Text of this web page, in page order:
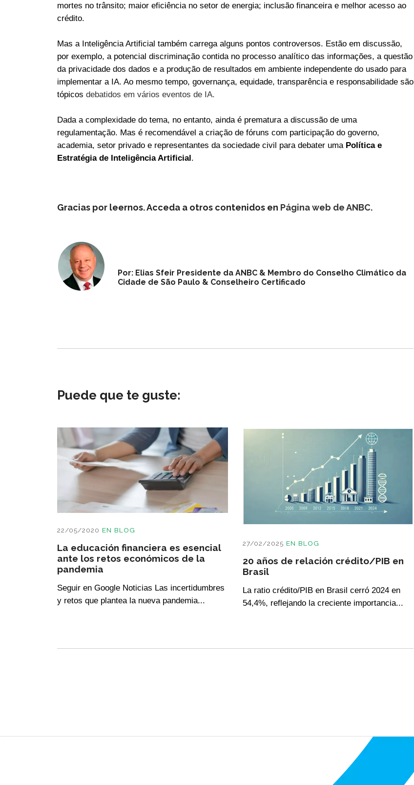
mortes no trânsito; maior eficiência no setor de energia; inclusão financeira e melhor acesso ao
crédito.
Mas a Inteligência Artificial também carrega alguns pontos controversos. Estão em discussão,
por exemplo, a potencial discriminação contida no processo analítico das informações, a questão
da privacidade dos dados e a produção de resultados em ambiente independente do usado para
implementar a IA. Ao mesmo tempo, governança, equidade, transparência e responsabilidade são
tópicos debatidos em vários eventos de IA.
Dada a complexidade do tema, no entanto, ainda é prematura a discussão de uma
regulamentação. Mas é recomendável a criação de fóruns com participação do governo,
academia, setor privado e representantes da sociedade civil para debater uma Política e
Estratégia de Inteligência Artificial.
Gracias por leernos. Acceda a otros contenidos en Página web de ANBC.
Por: Elias Sfeir Presidente da ANBC & Membro do Conselho Climático da
Cidade de São Paulo & Conselheiro Certificado
Puede que te guste:
22/05/2020 EN BLOG
La educación financiera es esencial
ante los retos económicos de la
pandemia
Seguir en Google Noticias Las incertidumbres
y retos que plantea la nueva pandemia...
27/02/2025 EN BLOG
20 años de relación crédito/PIB en
Brasil
La ratio crédito/PIB en Brasil cerró 2024 en
54,4%, reflejando la creciente importancia...